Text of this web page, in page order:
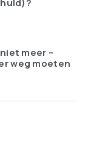
meer –
weg moeten